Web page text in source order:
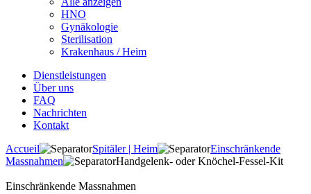
HNO
Gynäkologie
Sterilisation
Krakenhaus / Heim
Dienstleistungen
Über uns
FAQ
Nachrichten
Kontakt
Accueil
Spitäler | Heim
Einschränkende
Massnahmen
Handgelenk- oder Knöchel-Fessel-Kit
Einschränkende Massnahmen